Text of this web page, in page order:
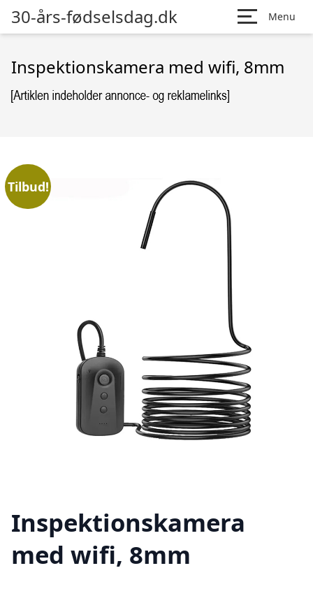
30-års-fødselsdag.dk Menu
Inspektionskamera med wifi, 8mm
Tilbud!
Inspektionskamera
med wifi, 8mm